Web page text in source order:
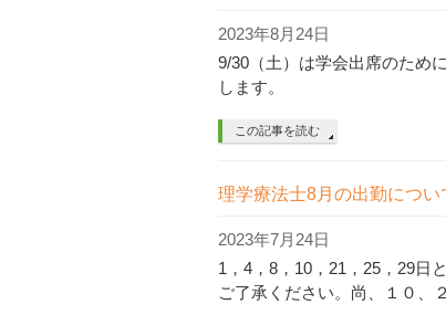
2023年8月24日
9/30（土）は学会出席のため
します。
この記事を読む
理学療法士8月の出勤につい
2023年7月24日
1，4，8，10，21，25，29日
ご了承ください。尚、１０、